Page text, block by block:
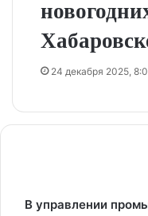
24 декабря 2025,
В управлении